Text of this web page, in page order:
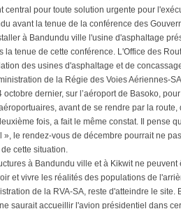
central pour toute solution urgente pour
avant la tenue de la conférence des
à Bandundu ville l'usine d'asphaltage
la tenue de cette conférence. L'Office des
des usines d'asphaltage et de
de la Régie des Voies Aériennes-
dernier, sur l’aéroport de Basoko,
avant de se rendre par la
fois, a fait le même constat. Il pense
le rendez-vous de décembre pourrait ne
cette situation.
à Bandundu ville et à Kikwit ne
et vivre les réalités des populations de
de la RVA-SA, reste d'atteindre le site.
saurait accueillir l'avion présidentiel dans